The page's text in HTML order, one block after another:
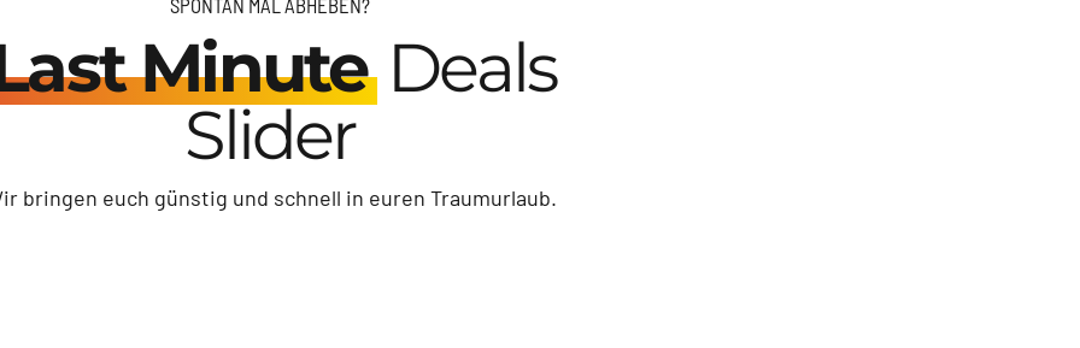
MinuteDeals
Slider
bringen euch günstig und schnell in euren Traumurlaub.